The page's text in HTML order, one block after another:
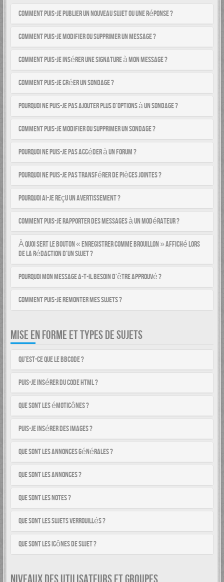
Comment puis-je publier un nouveau sujet ou une réponse ?
Comment puis-je modifier ou supprimer un message ?
Comment puis-je insérer une signature à mon message ?
Comment puis-je créer un sondage ?
Pourquoi ne puis-je pas ajouter plus d’options à un sondage ?
Comment puis-je modifier ou supprimer un sondage ?
Pourquoi ne puis-je pas accéder à un forum ?
Pourquoi ne puis-je pas transférer de pièces jointes ?
Pourquoi ai-je reçu un avertissement ?
Comment puis-je rapporter des messages à un modérateur ?
À quoi sert le bouton « Enregistrer comme brouillon » affiché lors
de la rédaction d’un sujet ?
Pourquoi mon message a-t-il besoin d’être approuvé ?
Comment puis-je remonter mes sujets ?
MISE EN FORME ET TYPES DE SUJETS
Qu’est-ce que le BBCode ?
Puis-je insérer du code HTML ?
Que sont les émoticônes ?
Puis-je insérer des images ?
Que sont les annonces générales ?
Que sont les annonces ?
Que sont les notes ?
Que sont les sujets verrouillés ?
Que sont les icônes de sujet ?